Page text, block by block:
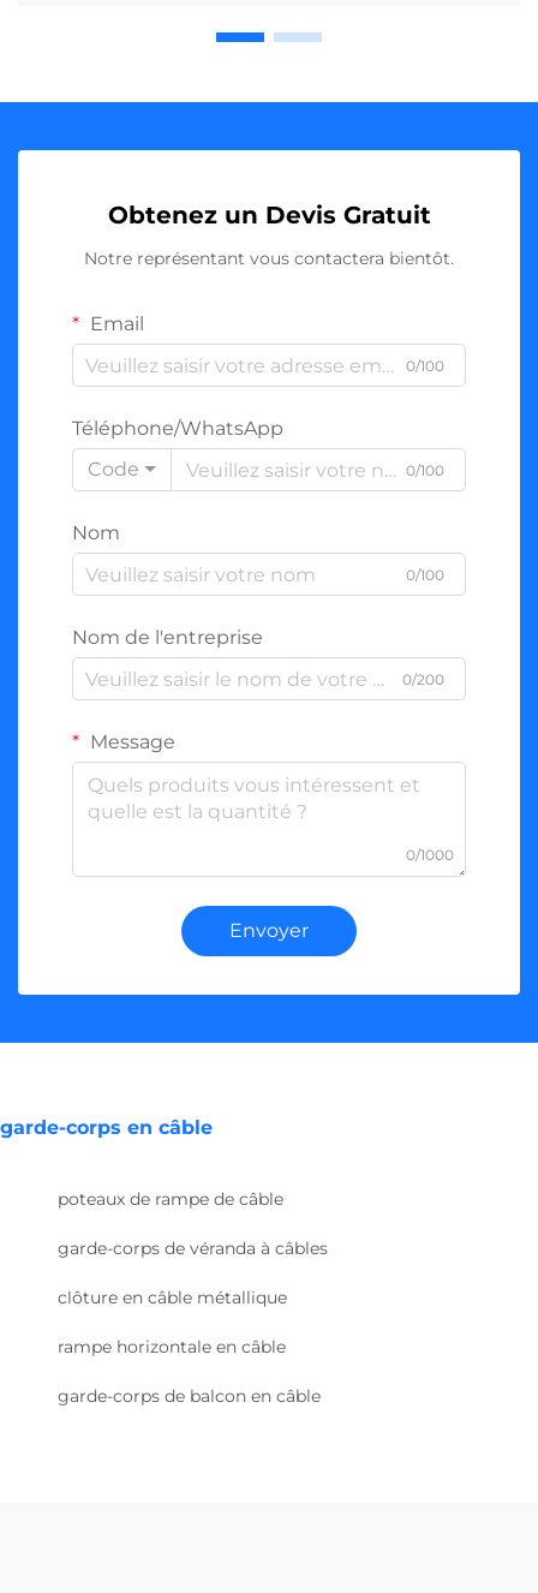
Obtenez un Devis Gratuit
Notre représentant vous contactera bientôt.
Email
0/100
Téléphone/WhatsApp
Code
0/100
Nom
0/100
Nom de l'entreprise
0/200
Message
0/1000
Envoyer
garde-corps en câble
poteaux de rampe de câble
garde-corps de véranda à câbles
clôture en câble métallique
rampe horizontale en câble
garde-corps de balcon en câble